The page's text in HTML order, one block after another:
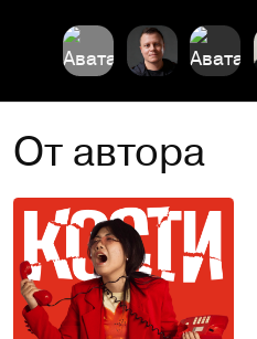
От автора